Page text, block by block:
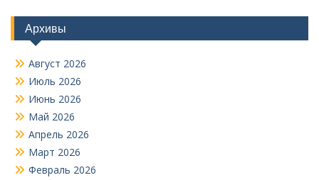
Архивы
Август 2026
Июль 2026
Июнь 2026
Май 2026
Апрель 2026
Март 2026
Февраль 2026